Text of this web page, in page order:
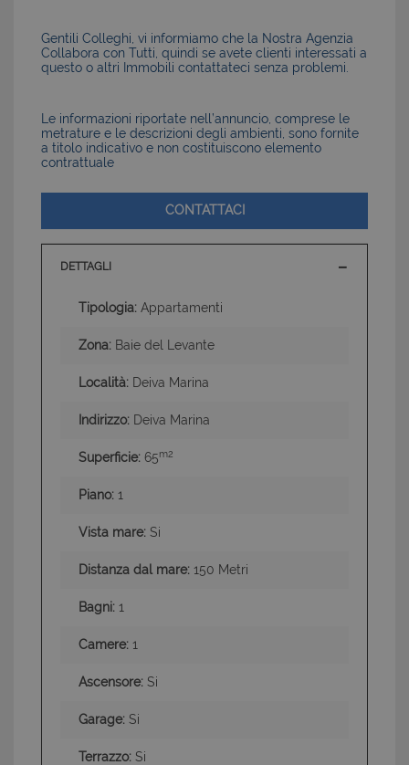
Gentili Colleghi, vi informiamo che la Nostra Agenzia
Collabora con Tutti, quindi se avete clienti interessati a
questo o altri Immobili contattateci senza problemi.
Le informazioni riportate nell’annuncio, comprese le
metrature e le descrizioni degli ambienti, sono fornite
a titolo indicativo e non costituiscono elemento
contrattuale
CONTATTACI
DETTAGLI
Tipologia: Appartamenti
Zona: Baie del Levante
Località: Deiva Marina
Indirizzo: Deiva Marina
Superficie: 65m2
Piano: 1
Vista mare: Si
Distanza dal mare: 150 Metri
Bagni: 1
Camere: 1
Ascensore: Si
Garage: Si
Terrazzo: Si